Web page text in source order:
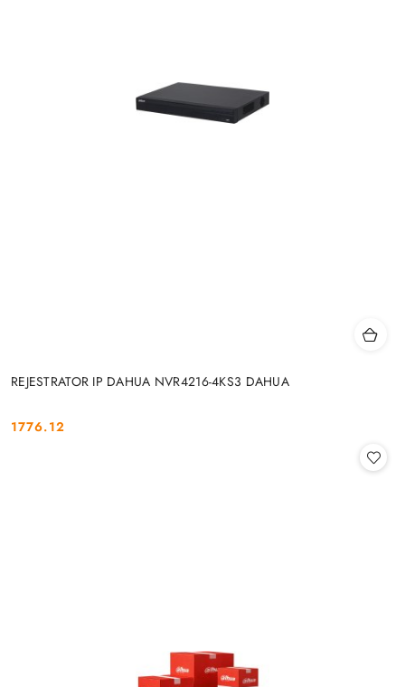
REJESTRATOR IP DAHUA NVR4216-4KS3 DAHUA
Cena:
1776.12